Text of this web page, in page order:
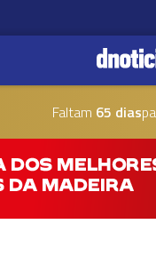
Faltam 65 dias